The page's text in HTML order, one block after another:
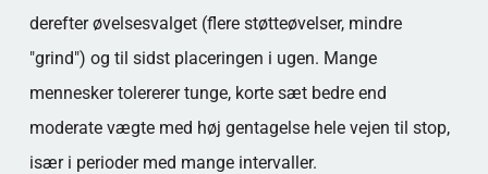
derefter øvelsesvalget (flere støtteøvelser, mindre
"grind") og til sidst placeringen i ugen. Mange
mennesker tolererer tunge, korte sæt bedre end
moderate vægte med høj gentagelse hele vejen til stop,
især i perioder med mange intervaller.